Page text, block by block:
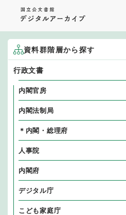
資料群階層から探す
行政文書
内閣官房
内閣法制局
＊内閣・総理府
人事院
内閣府
デジタル庁
こども家庭庁